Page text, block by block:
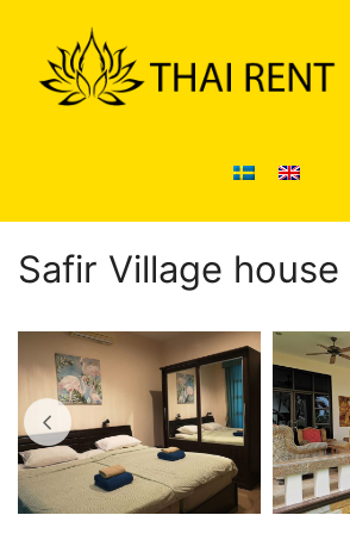
innehåll
Safir Village